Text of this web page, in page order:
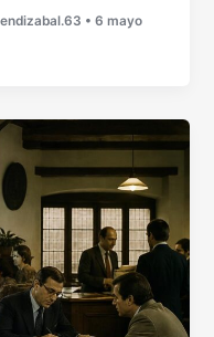
•6 mayo